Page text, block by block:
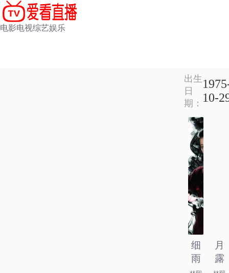
电影电视综艺娱乐
出生
日
期： 10-
细
雨
月
露